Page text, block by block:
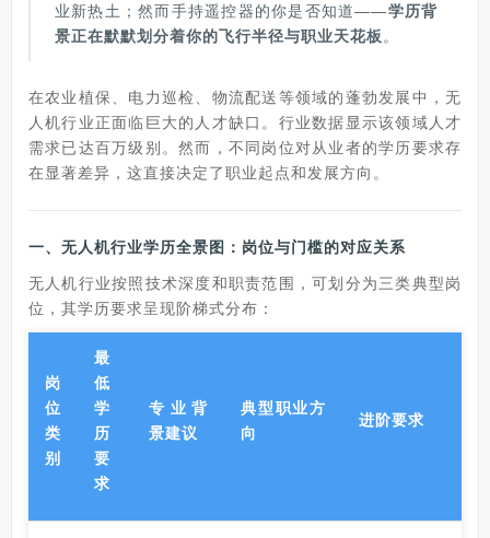
业新热土；然而手持遥控器的你是否知道——学历背
景正在默默划分着你的飞行半径与职业天花板 。
在农业植保、电力巡检、物流配送等领域的蓬勃发展中，无
人机行业正面临巨大的人才缺口。行业数据显示该领域人才
需求已达百万级别。然而，不同岗位对从业者的学历要求存
在显著差异，这直接决定了职业起点和发展方向。
一、无人机行业学历全景图：岗位与门槛的对应关系
无人机行业按照技术深度和职责范围，可划分为三类典型岗
位，其学历要求呈现阶梯式分布：
岗
位
类
别
最
低
学
历
要
求
专业背
景建议
典型职业方
向
进阶要求